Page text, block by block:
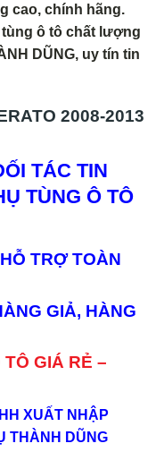
cao, chính hãng.
ô tô chất lượng
DŨNG, uy tín tin
2008-2013
TÁC TIN
TÙNG Ô TÔ
TRỢ TOÀN
GIẢ, HÀNG
GIÁ RẺ –
XUẤT NHẬP
THÀNH DŨNG